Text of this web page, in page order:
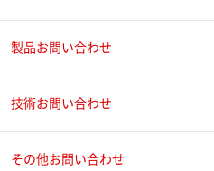
製品お問い合わせ
技術お問い合わせ
その他お問い合わせ